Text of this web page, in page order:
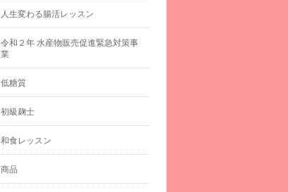
人生変わる腸活レッスン
令和２年 水産物販売促進緊急対策事
業
低糖質
初級麹士
和食レッスン
商品